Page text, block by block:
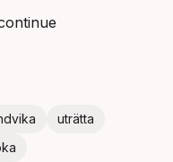
uträtta